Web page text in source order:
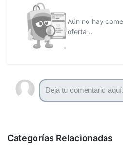
Aún no hay
oferta...
Categorías Relacionadas